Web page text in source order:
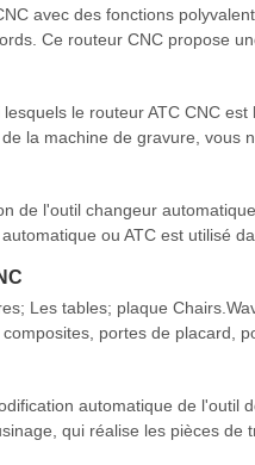
avec des fonctions
Ce routeur CNC propose
le routeur ATC CNC
la machine de gravure, vous
de l'outil changeur
ou ATC est utilisé
Les tables; plaque
portes de placard,
automatique de l'outil
qui réalise les pièces de